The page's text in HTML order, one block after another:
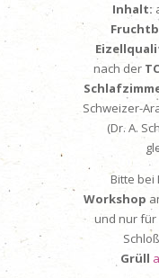
Inhalt:
nach der
Schweizer-
(Dr. A.
Bitte
Workshop
und nur für
Grüll